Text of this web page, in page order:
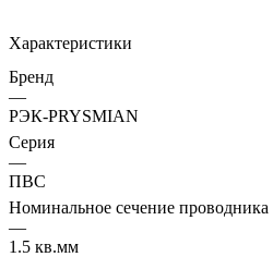
Характеристики
Бренд
—
РЭК-PRYSMIAN
Серия
—
ПВС
Номинальное сечение проводника
—
1.5 кв.мм